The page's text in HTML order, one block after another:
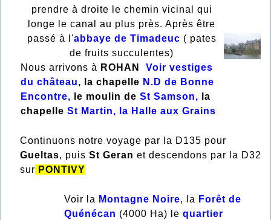
prendre à droite le chemin vicinal qui
longe le canal au plus près. Après être
passé à l'abbaye de Timadeuc ( pates
de fruits succulentes)
Nous arrivons à ROHAN Voir vestiges
du château, la chapelle N.D de Bonne
Encontre,
le moulin de St Samson, la
chapelle St Martin, la Halle aux Grains
Continuons notre voyage par la D135 pour
Gueltas, puis St Geran et descendons par la D32
sur PONTIVY
Voir la Montagne Noire, la Forêt de
Quénécan (4000 Ha) le quartier